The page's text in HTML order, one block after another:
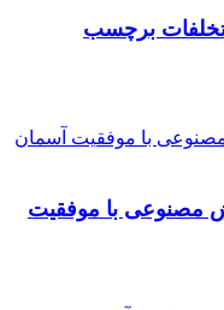
برچسب
اقدامی نمی‌شود
مصنوعی با موفقیت